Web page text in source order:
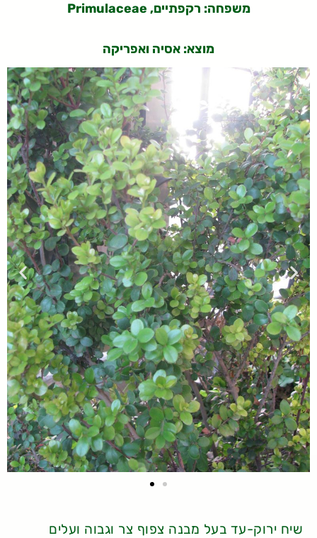
משפחה: רקפתיים, Primulaceae
מוצא: אסיה ואפריקה
שיח ירוק-עד בעל מבנה צפוף צר וגבוה ועלים